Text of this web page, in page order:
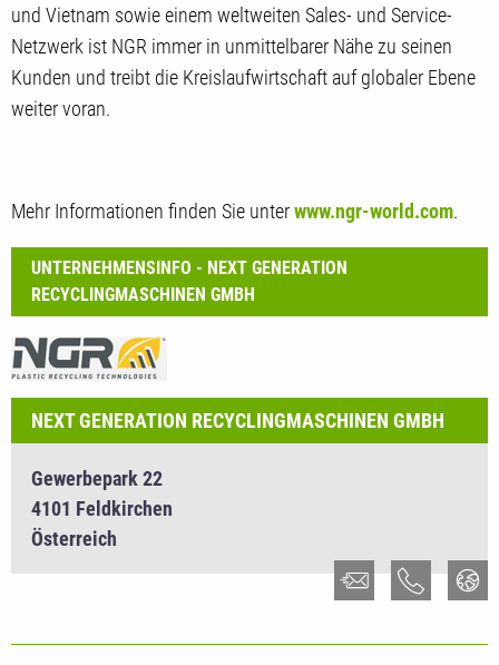
und Vietnam sowie einem weltweiten Sales- und Service-
Netzwerk ist NGR immer in unmittelbarer Nähe zu seinen
Kunden und treibt die Kreislaufwirtschaft auf globaler Ebene
weiter voran.
Mehr Informationen finden Sie unterwww.ngr-world.com.
UNTERNEHMENSINFO - NEXT GENERATION
RECYCLINGMASCHINEN GMBH
NEXT GENERATION RECYCLINGMASCHINEN GMBH
Gewerbepark 22
4101 Feldkirchen
Österreich